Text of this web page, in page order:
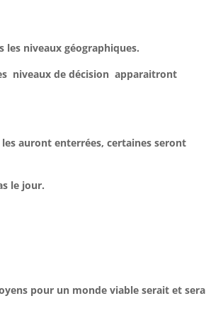
niveaux géographiques.
niveaux de décision apparaitront
auront enterrées, certaines seront
le jour.
pour un monde viable serait et sera